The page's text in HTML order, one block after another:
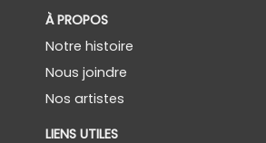
À PROPOS
Notre histoire
Nous joindre
Nos artistes
LIENS UTILES